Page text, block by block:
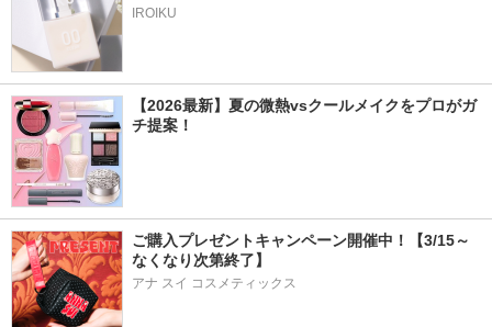
IROIKU
【2026最新】夏の微熱vsクールメイクをプロがガ
チ提案！
ご購入プレゼントキャンペーン開催中！【3/15～
なくなり次第終了】
アナ スイ コスメティックス